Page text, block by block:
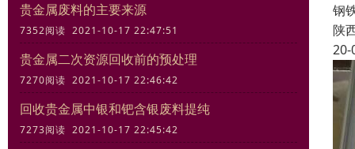
贵金属废料的主要来源
7352阅读 2021-10-17 22:47:51
贵金属二次资源回收前的预处理
7270阅读 2021-10-17 22:46:42
回收贵金属中银和钯含银废料提纯
7273阅读 2021-10-17 22:45:42
钢
陕
20-